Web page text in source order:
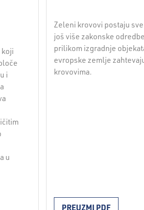
i
u
Zeleni krovovi postaju
još više zakonske
prilikom izgradnje
evropske zemlje
krovovima.
PREUZMI PDF